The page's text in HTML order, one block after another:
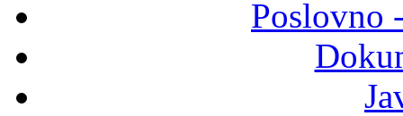
Poslovno